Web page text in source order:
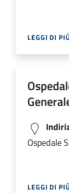
LEGGI DI
Ospedale
LEGGI DI